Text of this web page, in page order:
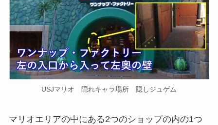
USJマリオ 隠れキャラ場所 隠しジュゲム
マリオエリアの中にある2つのショップの内の1つ